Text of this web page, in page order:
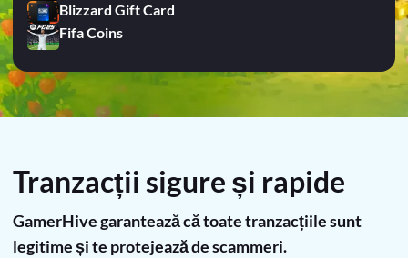
Blizzard Gift Card
Fifa Coins
Tranzacții sigure și rapide
GamerHive garantează că toate tranzacțiile sunt
legitime și te protejează de scammeri.